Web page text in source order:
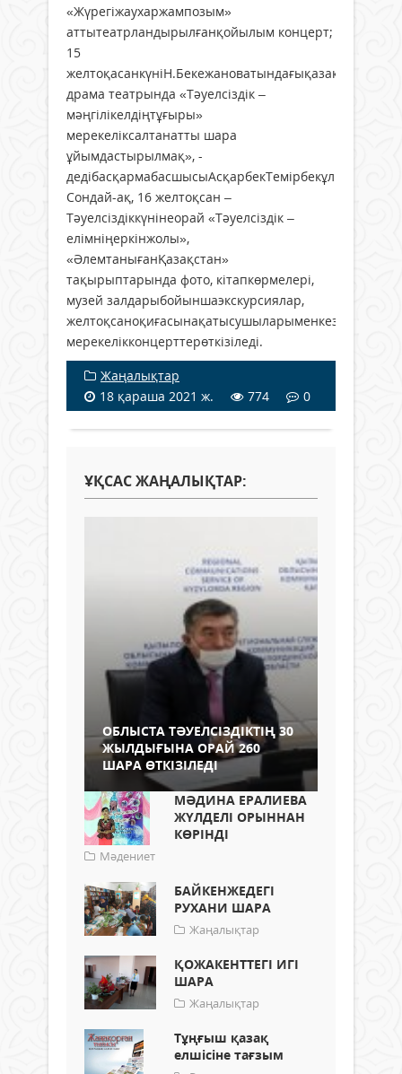
«Жүрегіжаухаржампозым»
аттытеатрландырылғанқойылым концерт;
15
драма театрында «Тәуелсіздік –
мәңгілікелдіңтұғыры»
мерекеліксалтанатты шара
ұйымдастырылмақ», -
дедібасқармабасшысыАсқарбекТемірбекұлы.
Сондай-ақ, 16 желтоқсан –
Тәуелсіздіккүнінеорай «Тәуелсіздік –
елімніңеркінжолы»,
«ӘлемтанығанҚазақстан»
тақырыптарында фото, кітапкөрмелері,
музей залдарыбойыншаэкскурсиялар,
мерекелікконцерттерөткізіледі.
Жаңалықтар
18 қараша 2021 ж.
774 0
ҰҚСАС ЖАҢАЛЫҚТАР:
ОБЛЫСТА ТӘУЕЛСІЗДІКТІҢ 30
ЖЫЛДЫҒЫНА ОРАЙ 260
ШАРА ӨТКІЗІЛЕДІ
МӘДИНА ЕРАЛИЕВА
ЖҮЛДЕЛІ ОРЫННАН
КӨРІНДІ
Мәдениет
БАЙКЕНЖЕДЕГІ
РУХАНИ ШАРА
Жаңалықтар
ҚОЖАКЕНТТЕГІ ИГІ
ШАРА
Жаңалықтар
Тұңғыш қазақ
елшісіне тағзым